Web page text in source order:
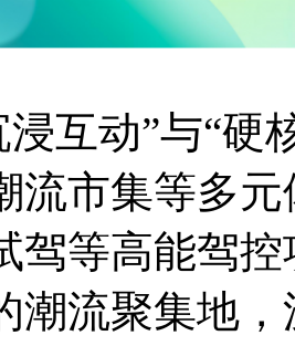
互动”与“硬
流市集等多
驾等高能驾
潮流聚集地